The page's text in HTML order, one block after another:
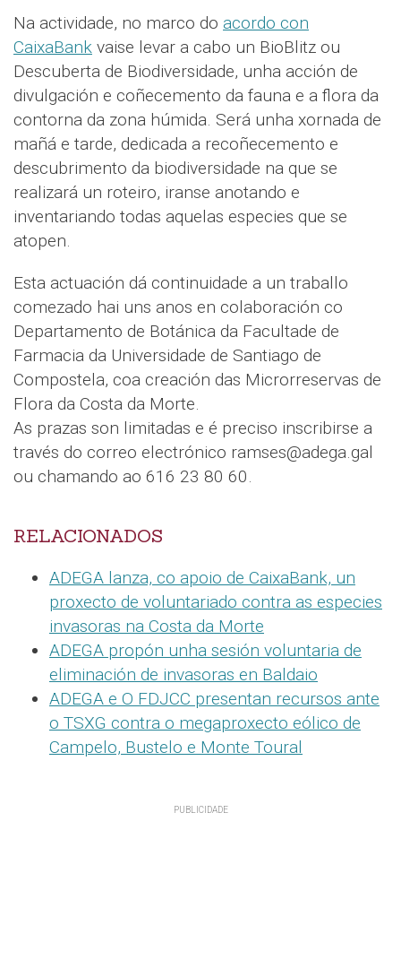
Na actividade, no marco do acordo con
CaixaBank vaise levar a cabo un BioBlitz ou
Descuberta de Biodiversidade, unha acción de
divulgación e coñecemento da fauna e a flora da
contorna da zona húmida. Será unha xornada de
mañá e tarde, dedicada a recoñecemento e
descubrimento da biodiversidade na que se
realizará un roteiro, iranse anotando e
inventariando todas aquelas especies que se
atopen.
Esta actuación dá continuidade a un traballo
comezado hai uns anos en colaboración co
Departamento de Botánica da Facultade de
Farmacia da Universidade de Santiago de
Compostela, coa creación das Microrreservas de
Flora da Costa da Morte.
As prazas son limitadas e é preciso inscribirse a
través do correo electrónico ramses@adega.gal
ou chamando ao 616 23 80 60.
RELACIONADOS
ADEGA lanza, co apoio de CaixaBank, un
proxecto de voluntariado contra as especies
invasoras na Costa da Morte
ADEGA propón unha sesión voluntaria de
eliminación de invasoras en Baldaio
ADEGA e O FDJCC presentan recursos ante
o TSXG contra o megaproxecto eólico de
Campelo, Bustelo e Monte Toural